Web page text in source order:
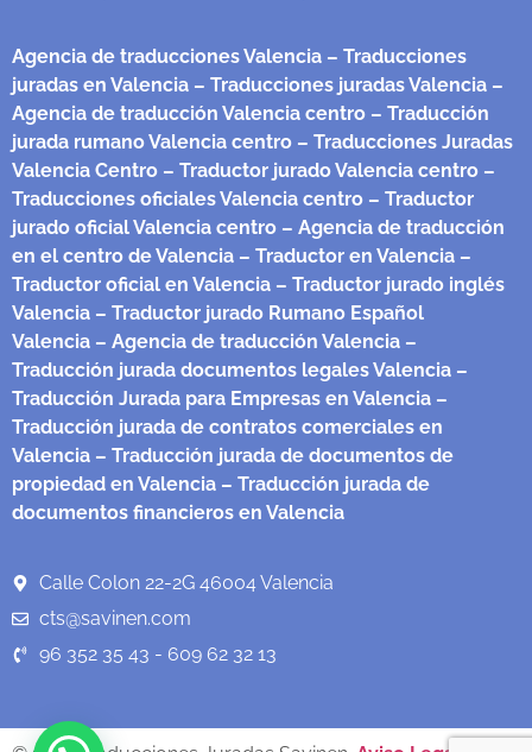
Agencia de traducciones Valencia – Traducciones
juradas en Valencia – Traducciones juradas Valencia –
Agencia de traducción Valencia centro – Traducción
jurada rumano Valencia centro – Traducciones Juradas
Valencia Centro – Traductor jurado Valencia centro –
Traducciones oficiales Valencia centro – Traductor
jurado oficial Valencia centro – Agencia de traducción
en el centro de Valencia – Traductor en Valencia –
Traductor oficial en Valencia – Traductor jurado inglés
Valencia – Traductor jurado Rumano Español
Valencia – Agencia de traducción Valencia –
Traducción jurada documentos legales Valencia –
Traducción Jurada para Empresas en Valencia –
Traducción jurada de contratos comerciales en
Valencia – Traducción jurada de documentos de
propiedad en Valencia – Traducción jurada de
documentos financieros en Valencia
Calle Colon 22-2G 46004 Valencia
cts@savinen.com
96 352 35 43 - 609 62 32 13